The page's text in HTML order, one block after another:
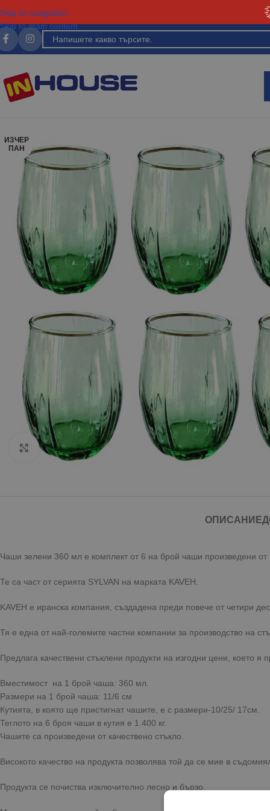
Skip to navigation
Skip to main content
ИЗЧЕР
ПАН
Click to enlarge
ОПИСАНИЕ
Чаши зелени 360 мл е комплект от 6 на брой чаши произведени от
Те са част от серията SYLVAN на марката KAVEH.
KAVEH е иранска компания, създадена преди повече от четири
Тя е една от най-големите частни компании за производство на
Предлага качествени стъклени продукти на изгодни цени, което я
Вместимост на 1 брой чаша: 360 мл.
Размери на 1 брой чаша: 11/6 см
Кутията, в която ще пристигнат чашите, е с размери-10/25/ 17см.
Теглото на 6 броя чаши в кутия е 1.400 кг.
Чашите са произведени от качествено стъкло.
Високото качество на продукта позволява той да се мие в
Продукта се почиства изключително лесно и бързо.